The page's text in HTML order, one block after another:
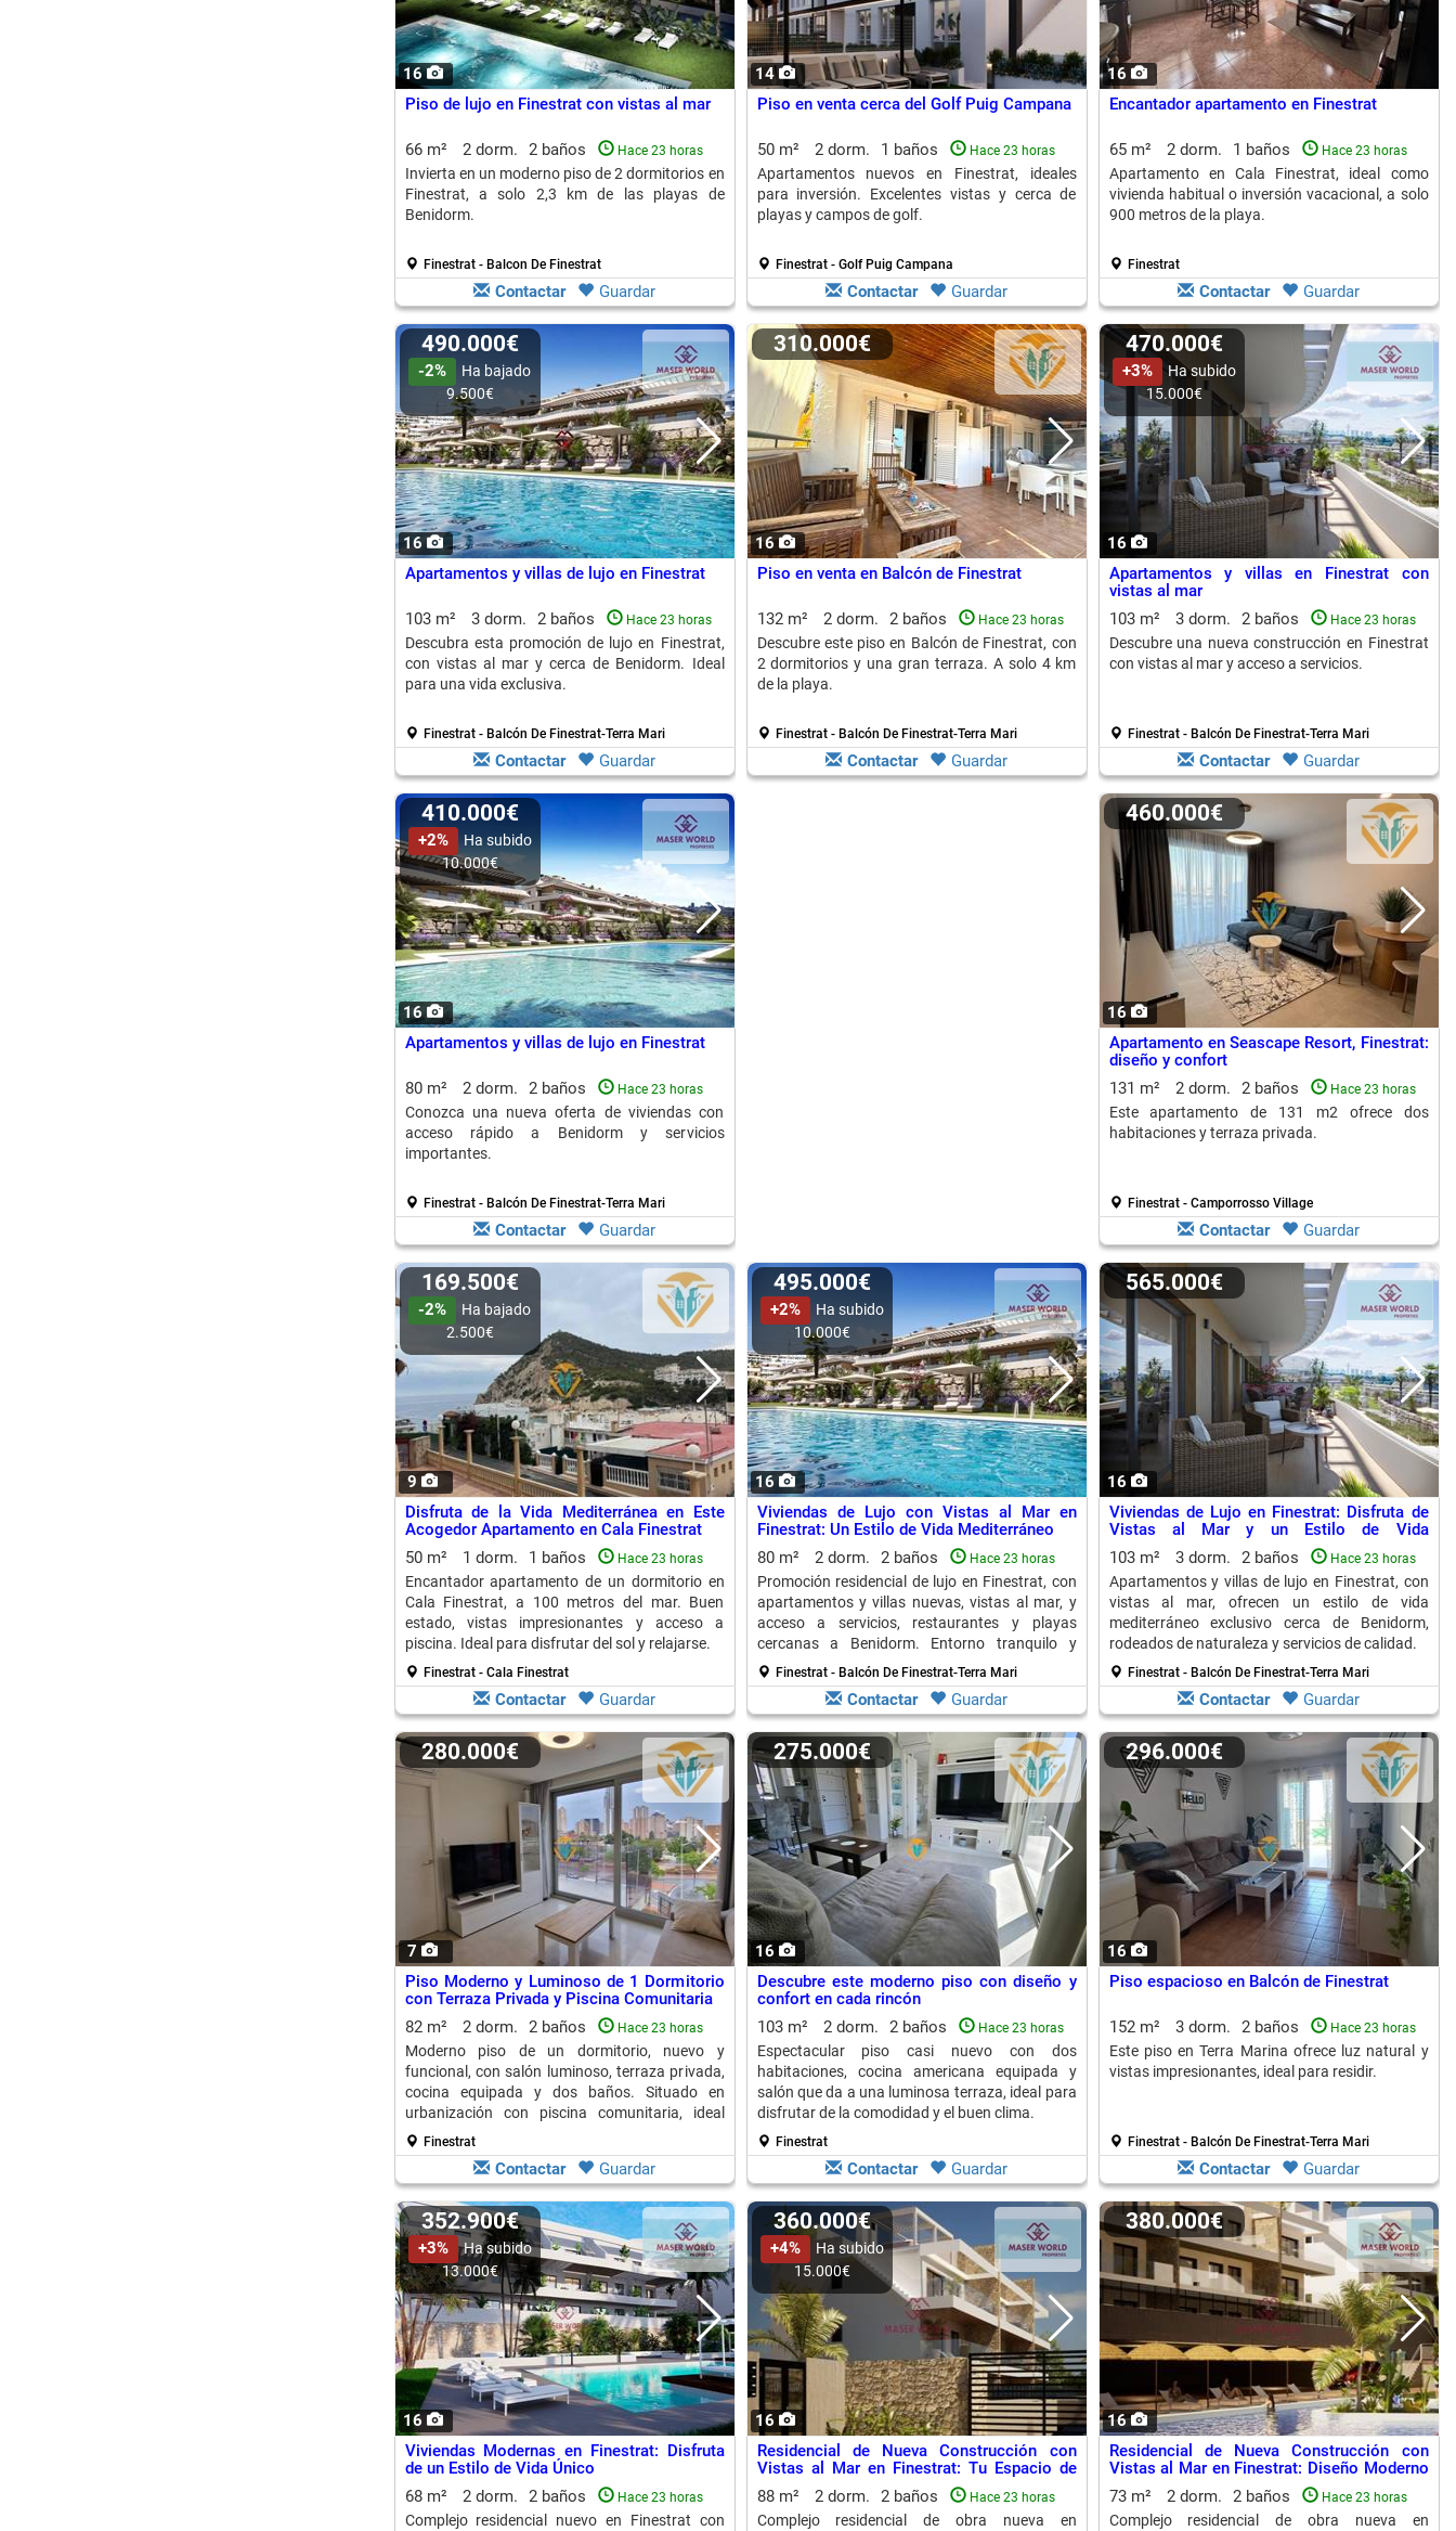
16
Piso de lujo en Finestrat con vistas al mar
66 m² 2 dorm. 2 baños Hace 23 horas
Invierta en un moderno piso de 2 dormitorios en
Finestrat, a solo 2,3 km de las playas de
Benidorm.
Finestrat - Balcon De Finestrat
Contactar Guardar
14
Piso en venta cerca del Golf Puig Campana
50 m² 2 dorm. 1 baños Hace 23 horas
Apartamentos nuevos en Finestrat, ideales
para inversión. Excelentes vistas y cerca de
playas y campos de golf.
Finestrat - Golf Puig Campana
Contactar Guardar
16
Encantador apartamento en Finestrat
65 m² 2 dorm. 1 baños Hace 23 horas
Apartamento en Cala Finestrat, ideal como
vivienda habitual o inversión vacacional, a solo
900 metros de la playa.
Finestrat
Contactar Guardar
16
490.000€
-2%
Ha bajado
9.500€
Apartamentos y villas de lujo en Finestrat
103 m² 3 dorm. 2 baños Hace 23 horas
Descubra esta promoción de lujo en Finestrat,
con vistas al mar y cerca de Benidorm. Ideal
para una vida exclusiva.
Finestrat - Balcón De Finestrat-Terra Mari
Contactar Guardar
16
310.000€
Piso en venta en Balcón de Finestrat
132 m² 2 dorm. 2 baños Hace 23 horas
Descubre este piso en Balcón de Finestrat, con
2 dormitorios y una gran terraza. A solo 4 km
de la playa.
Finestrat - Balcón De Finestrat-Terra Mari
Contactar Guardar
16
470.000€
+3%
Ha subido
15.000€
Apartamentos y villas en Finestrat con
vistas al mar
103 m²
3 dorm. 2 baños Hace 23 horas
Descubre una nueva construcción en Finestrat
con vistas al mar y acceso a servicios.
Finestrat - Balcón De Finestrat-Terra Mari
Contactar Guardar
16
410.000€
+2%
Ha subido
10.000€
Apartamentos y villas de lujo en Finestrat
80 m² 2 dorm. 2 baños Hace 23 horas
Conozca una nueva oferta de viviendas con
acceso rápido a Benidorm y servicios
importantes.
Finestrat - Balcón De Finestrat-Terra Mari
Contactar Guardar
16
460.000€
Apartamento en Seascape Resort, Finestrat:
diseño y confort
131 m²
2 dorm. 2 baños Hace 23 horas
Este apartamento de 131 m2 ofrece dos
habitaciones y terraza privada.
Finestrat - Camporrosso Village
Contactar Guardar
9
169.500€
-2%
Ha bajado
2.500€
Disfruta de la Vida Mediterránea en Este
Acogedor Apartamento en Cala Finestrat
50 m²
1 dorm. 1 baños Hace 23 horas
Encantador apartamento de un dormitorio en
Cala Finestrat, a 100 metros del mar. Buen
estado, vistas impresionantes y acceso a
piscina. Ideal para disfrutar del sol y relajarse.
Finestrat - Cala Finestrat
Contactar Guardar
16
495.000€
+2%
Ha subido
10.000€
Viviendas de Lujo con Vistas al Mar en
Finestrat: Un Estilo de Vida Mediterráneo
80 m²
2 dorm. 2 baños Hace 23 horas
Promoción residencial de lujo en Finestrat, con
apartamentos y villas nuevas, vistas al mar, y
acceso a servicios, restaurantes y playas
cercanas a Benidorm. Entorno tranquilo y
privilegiado.
Finestrat - Balcón De Finestrat-Terra Mari
Contactar Guardar
16
565.000€
Viviendas de Lujo en Finestrat: Disfruta de
Vistas al Mar y un Estilo de Vida
Mediterráneo
103 m² 3 dorm. 2 baños Hace 23 horas
Apartamentos y villas de lujo en Finestrat, con
vistas al mar, ofrecen un estilo de vida
mediterráneo exclusivo cerca de Benidorm,
rodeados de naturaleza y servicios de calidad.
Finestrat - Balcón De Finestrat-Terra Mari
Contactar Guardar
7
280.000€
Piso Moderno y Luminoso de 1 Dormitorio
con Terraza Privada y Piscina Comunitaria
82 m²
2 dorm. 2 baños Hace 23 horas
Moderno piso de un dormitorio, nuevo y
funcional, con salón luminoso, terraza privada,
cocina equipada y dos baños. Situado en
urbanización con piscina comunitaria, ideal
para disfrutar al aire libre.
Finestrat
Contactar Guardar
16
275.000€
Descubre este moderno piso con diseño y
confort en cada rincón
103 m²
2 dorm. 2 baños Hace 23 horas
Espectacular piso casi nuevo con dos
habitaciones, cocina americana equipada y
salón que da a una luminosa terraza, ideal para
disfrutar de la comodidad y el buen clima.
Finestrat
Contactar Guardar
16
296.000€
Piso espacioso en Balcón de Finestrat
152 m² 3 dorm. 2 baños Hace 23 horas
Este piso en Terra Marina ofrece luz natural y
vistas impresionantes, ideal para residir.
Finestrat - Balcón De Finestrat-Terra Mari
Contactar Guardar
16
352.900€
+3%
Ha subido
13.000€
Viviendas Modernas en Finestrat: Disfruta
de un Estilo de Vida Único
68 m²
2 dorm. 2 baños Hace 23 horas
Complejo residencial nuevo en Finestrat con
16
360.000€
+4%
Ha subido
15.000€
Residencial de Nueva Construcción con
Vistas al Mar en Finestrat: Tu Espacio de
Confort y Modernidad
88 m² 2 dorm. 2 baños Hace 23 horas
Complejo residencial de obra nueva en
16
380.000€
Residencial de Nueva Construcción con
Vistas al Mar en Finestrat: Diseño Moderno
y Confort Superior
73 m² 2 dorm. 2 baños Hace 23 horas
Complejo residencial de obra nueva en